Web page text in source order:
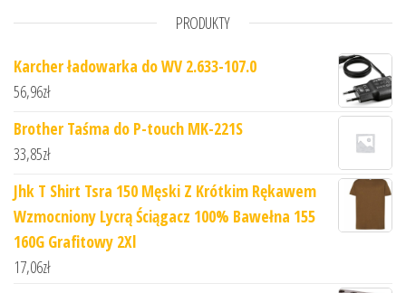
PRODUKTY
Karcher ładowarka do WV 2.633-107.0
56,96zł
Brother Taśma do P-touch MK-221S
33,85zł
Jhk T Shirt Tsra 150 Męski Z Krótkim Rękawem
Wzmocniony Lycrą Ściągacz 100% Bawełna 155
160G Grafitowy 2Xl
17,06zł